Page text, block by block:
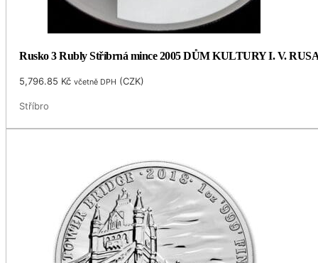
Rusko 3 Rubly Stříbrná mince 2005 DŮM KULTURY I. V.
5,796.85 Kč včetně DPH (CZK)
Stříbro